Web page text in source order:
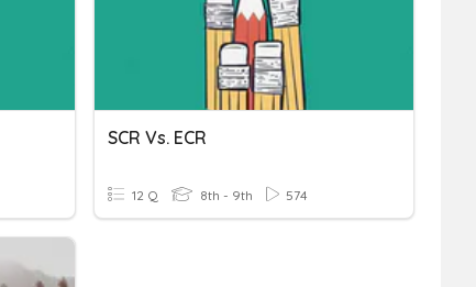
SCR Vs. ECR
12 Q 8th - 9th 574